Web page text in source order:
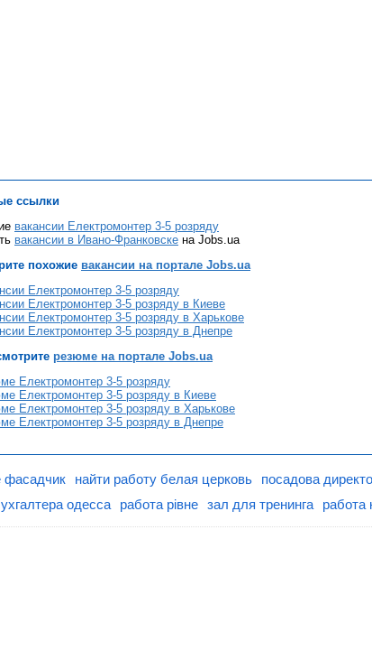
ссылки
вакансии Електромонтер 3-5 розряду
вакансии в Ивано-Франковске на Jobs.ua
похожие вакансии на портале Jobs.ua
Електромонтер 3-5 розряду
Електромонтер 3-5 розряду в Киеве
Електромонтер 3-5 розряду в Харькове
Електромонтер 3-5 розряду в Днепре
резюме на портале Jobs.ua
Електромонтер 3-5 розряду
Електромонтер 3-5 розряду в Киеве
Електромонтер 3-5 розряду в Харькове
Електромонтер 3-5 розряду в Днепре
фасадчик найти работу белая церковь посадова
одесса
работа рівне зал для тренинга работа